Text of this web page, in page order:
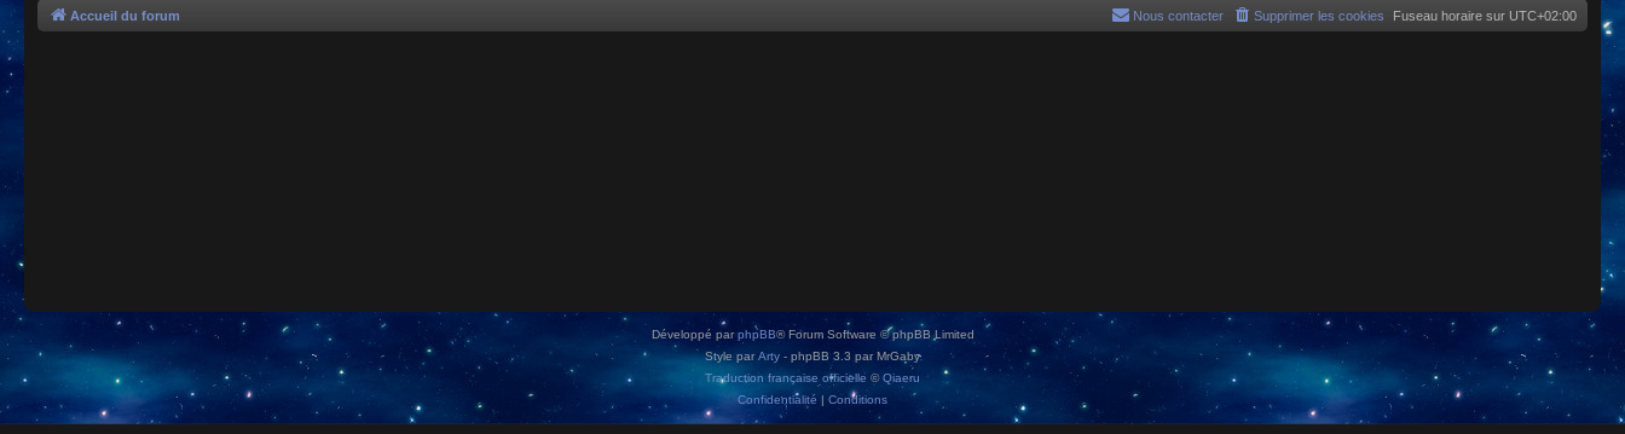
Accueil du forum Fuseau horaire sur UTC+02:00
Supprimer les cookies
Nous contacter
Développé parphpBB® Forum Software © phpBB Limited
Style par Arty - phpBB 3.3 par MrGaby
Traduction française officielle ©Qiaeru
Confidentialité | Conditions